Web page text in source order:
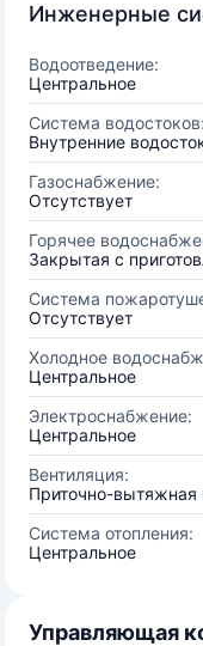
Инженерные
Водоотведение:
Центральное
Система водостоков:
Внутренние
Газоснабжение:
Отсутствует
Горячее
Закрытая с
Система
Отсутствует
Холодное
Центральное
Электроснабжение:
Центральное
Вентиляция:
Приточно-вытяжная
Система отопления:
Центральное
Управляющая